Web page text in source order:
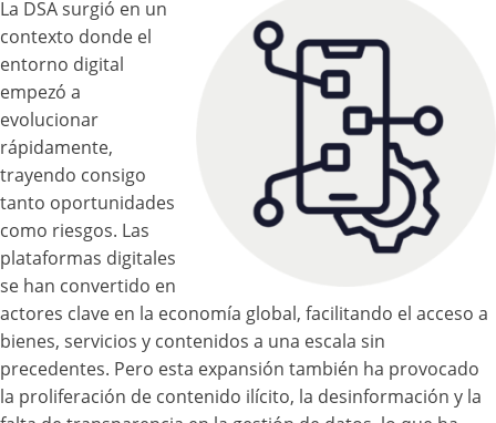
La DSA surgió en un
contexto donde el
entorno digital
empezó a
evolucionar
rápidamente,
trayendo consigo
tanto oportunidades
como riesgos. Las
plataformas digitales
se han convertido en
actores clave en la economía global, facilitando el acceso a
bienes, servicios y contenidos a una escala sin
precedentes. Pero esta expansión también ha provocado
la proliferación de contenido ilícito, la desinformación y la